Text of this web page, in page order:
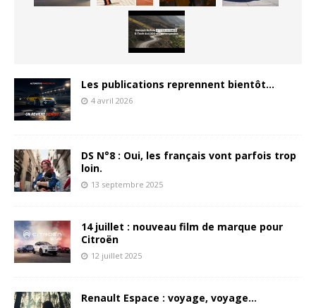
Les publications reprennent bientôt…
4 avril 2026
DS N°8 : Oui, les français vont parfois trop
loin.
13 septembre 2025
14 juillet : nouveau film de marque pour
Citroën
12 juillet 2025
Renault Espace : voyage, voyage…